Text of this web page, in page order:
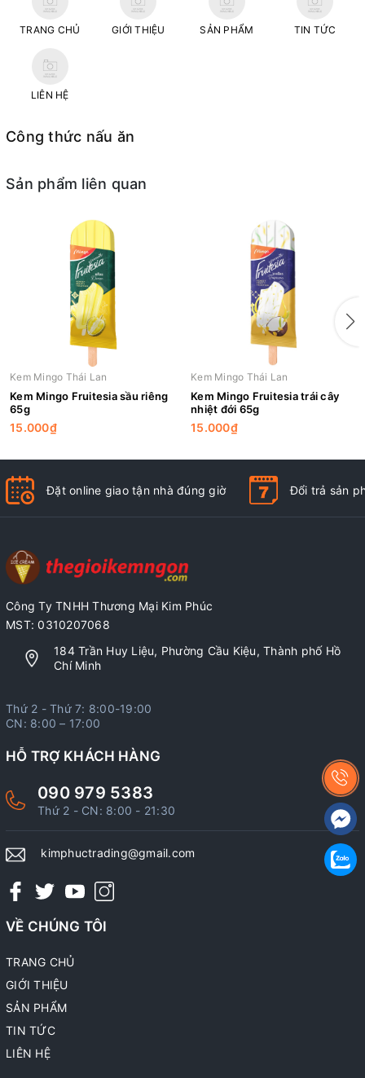
TRANG CHỦ GIỚI THIỆU SẢN PHẨM TIN TỨC
LIÊN HỆ
Công thức nấu ăn
Sản phẩm liên quan
Kem Mingo Thái Lan
Kem Mingo Fruitesia sầu riêng
65g
15.000₫
Kem Mingo Thái Lan
Kem Mingo Fruitesia trái cây
nhiệt đới 65g
15.000₫
Đặt online giao tận nhà đúng giờ Đổi trả sản
Công Ty TNHH Thương Mại Kim Phúc
MST: 0310207068
184 Trần Huy Liệu, Phường Cầu Kiệu, Thành phố Hồ
Chí Minh
Thứ 2 - Thứ 7: 8:00-19:00
CN: 8:00 – 17:00
HỖ TRỢ KHÁCH HÀNG
090 979 5383
Thứ 2 - CN: 8:00 - 21:30
kimphuctrading@gmail.com
VỀ CHÚNG TÔI
TRANG CHỦ
GIỚI THIỆU
SẢN PHẨM
TIN TỨC
LIÊN HỆ